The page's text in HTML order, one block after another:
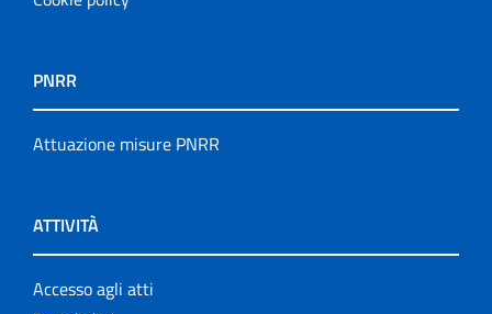
PNRR
Attuazione misure PNRR
ATTIVITÀ
Accesso agli atti